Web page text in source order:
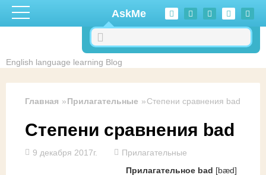
Перейти к основному содержанию
AskMe
English language learning Blog
Главная Прилагательные Степени сравнения bad
Степени сравнения bad
9 декабря 2017г.
Прилагательные
Прилагательное bad [bæd]